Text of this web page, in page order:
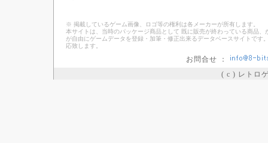
※ 掲載しているゲーム画像、ロゴ等の権利は各メーカーが所有します。
本サイトは、当時のパッケージ商品として 既に販売が終わっている商品
が自由にゲームデータを登録・加筆・修正出来るデータベースサイトで
応致します。
お問合せ ：
( c ) レトロ